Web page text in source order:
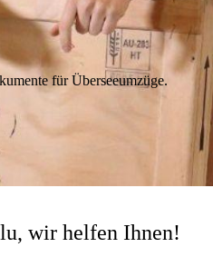
für Überseeumzüge.
wir helfen Ihnen!